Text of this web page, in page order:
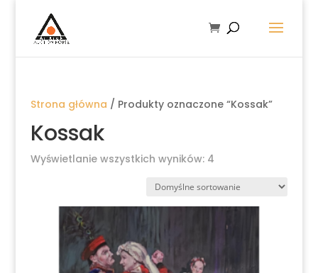
Strona główna / Produkty oznaczone “Kossak”
Kossak
Wyświetlanie wszystkich wyników: 4